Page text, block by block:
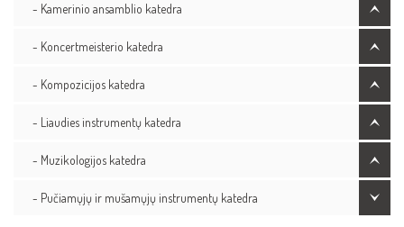
- Kamerinio ansamblio katedra
- Koncertmeisterio katedra
- Kompozicijos katedra
- Liaudies instrumentų katedra
- Muzikologijos katedra
- Pučiamųjų ir mušamųjų instrumentų katedra